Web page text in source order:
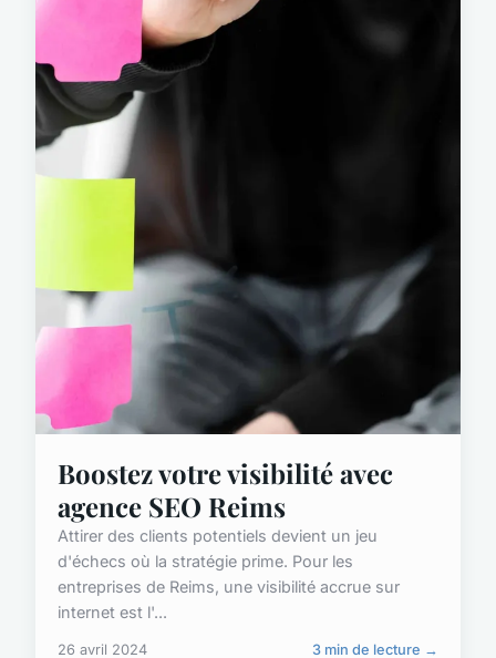
Boostez votre visibilité avec
agence SEO Reims
Attirer des clients potentiels devient un jeu
d'échecs où la stratégie prime. Pour les
entreprises de Reims, une visibilité accrue sur
internet est l'...
26 avril 2024 3 min de lecture →